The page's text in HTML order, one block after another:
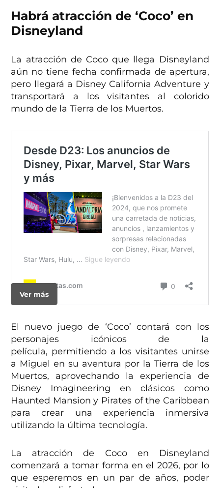
Habrá atracción de ‘Coco’ en
Disneyland
La atracción de Coco que llega Disneyland
aún no tiene fecha confirmada de apertura,
pero llegará a Disney California Adventure y
transportará a los visitantes al colorido
mundo de la Tierra de los Muertos.
Ver más
El nuevo juego de ‘Coco’ contará con los
personajes icónicos de la
película, permitiendo a los visitantes unirse
a Miguel en su aventura por la Tierra de los
Muertos, aprovechando la experiencia de
Disney Imagineering en clásicos como
Haunted Mansion y Pirates of the Caribbean
para crear una experiencia inmersiva
utilizando la última tecnología.
La atracción de Coco en Disneyland
comenzará a tomar forma en el 2026, por lo
que esperemos en un par de años, poder